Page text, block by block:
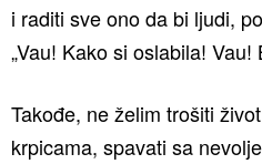
i raditi sve ono da bi ljudi,
„Vau! Kako si oslabila!
Takođe, ne želim trošiti
krpicama, spavati sa